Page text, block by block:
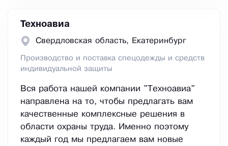
Техноавиа
Свердловская область, Екатеринбург
Производство и поставка спецодежды и средств
индивидуальной защиты
Вся работа нашей компании "Техноавиа"
направлена на то, чтобы предлагать вам
качественные комплексные решения в
области охраны труда. Именно поэтому
каждый год мы предлагаем вам новые